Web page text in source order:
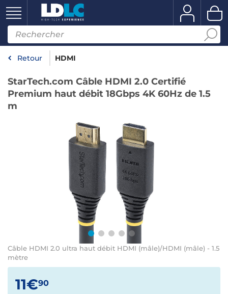
Retour HDMI
StarTech.com Câble HDMI 2.0 Certifié
Premium haut débit 18Gbps 4K 60Hz de 1.5
m
Câble HDMI 2.0 ultra haut débit HDMI (mâle)/HDMI (mâle) - 1.5
mètre
11€90